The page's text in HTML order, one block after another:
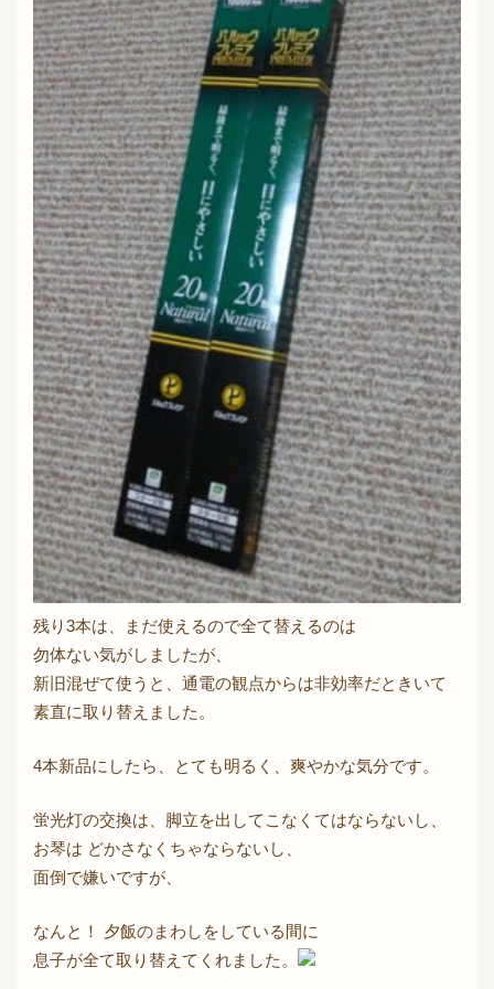
残り3本は、まだ使えるので全て替えるのは
勿体ない気がしましたが、
新旧混ぜて使うと、通電の観点からは非効率だときいて
素直に取り替えました。
4本新品にしたら、とても明るく、爽やかな気分です。
蛍光灯の交換は、脚立を出してこなくてはならないし、
お琴は どかさなくちゃならないし、
面倒で嫌いですが、
なんと！ 夕飯のまわしをしている間に
息子が全て取り替えてくれました。